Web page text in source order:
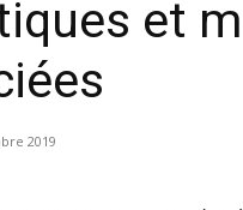
et
2019